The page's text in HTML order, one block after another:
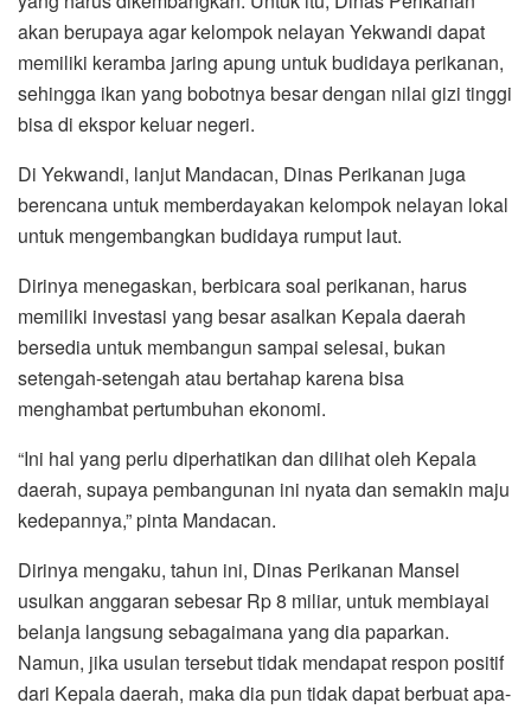
akan berupaya agar kelompok nelayan Yekwandi dapat
memiliki keramba jaring apung untuk budidaya perikanan,
sehingga ikan yang bobotnya besar dengan nilai gizi tinggi
bisa di ekspor keluar negeri.
Di Yekwandi, lanjut Mandacan, Dinas Perikanan juga
berencana untuk memberdayakan kelompok nelayan lokal
untuk mengembangkan budidaya rumput laut.
Dirinya menegaskan, berbicara soal perikanan, harus
memiliki investasi yang besar asalkan Kepala daerah
bersedia untuk membangun sampai selesai, bukan
setengah-setengah atau bertahap karena bisa
menghambat pertumbuhan ekonomi.
“Ini hal yang perlu diperhatikan dan dilihat oleh Kepala
daerah, supaya pembangunan ini nyata dan semakin maju
kedepannya,” pinta Mandacan.
Dirinya mengaku, tahun ini, Dinas Perikanan Mansel
usulkan anggaran sebesar Rp 8 miliar, untuk membiayai
belanja langsung sebagaimana yang dia paparkan.
Namun, jika usulan tersebut tidak mendapat respon positif
dari Kepala daerah, maka dia pun tidak dapat berbuat apa-